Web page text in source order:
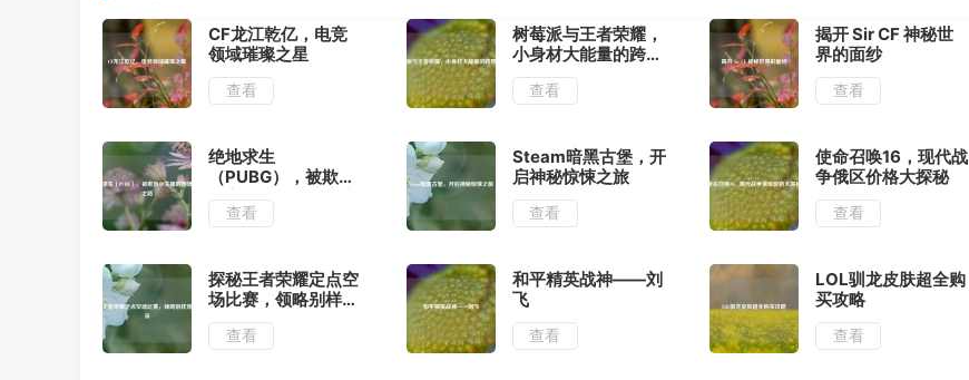
CF龙江乾亿，电竞
领域璀璨之星
查看
树莓派与王者荣耀，
小身材大能量的跨界
碰撞
查看
揭开 Sir CF 神秘世
界的面纱
查看
绝地求生
（PUBG），被欺负
小主播的困境坚守之
查看
Steam暗黑古堡，开
启神秘惊悚之旅
查看
使命召唤16，现代战
争俄区价格大探秘
查看
探秘王者荣耀定点空
场比赛，领略别样竞
技风采
查看
和平精英战神——刘
飞
查看
LOL驯龙皮肤超全购
买攻略
查看